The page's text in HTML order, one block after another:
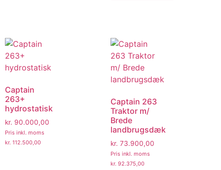
Captain
263+
hydrostatisk
kr. 90.000,00
Pris inkl. moms
kr. 112.500,00
Captain 263
Traktor m/
Brede
landbrugsdæk
kr. 73.900,00
Pris inkl. moms
kr. 92.375,00